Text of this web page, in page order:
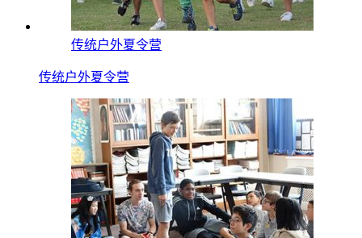
传统户外夏令营
传统户外夏令营